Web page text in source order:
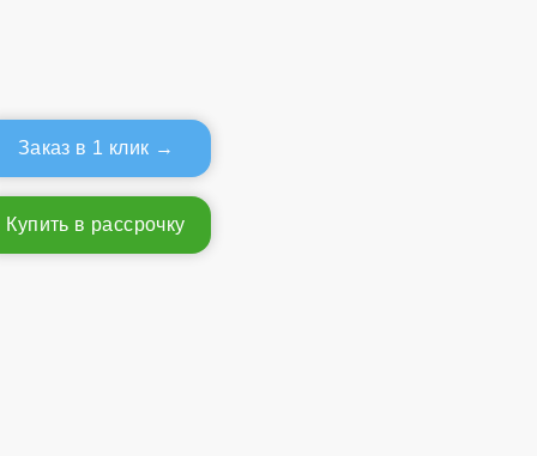
Заказ в 1 клик
Купить в рассрочку